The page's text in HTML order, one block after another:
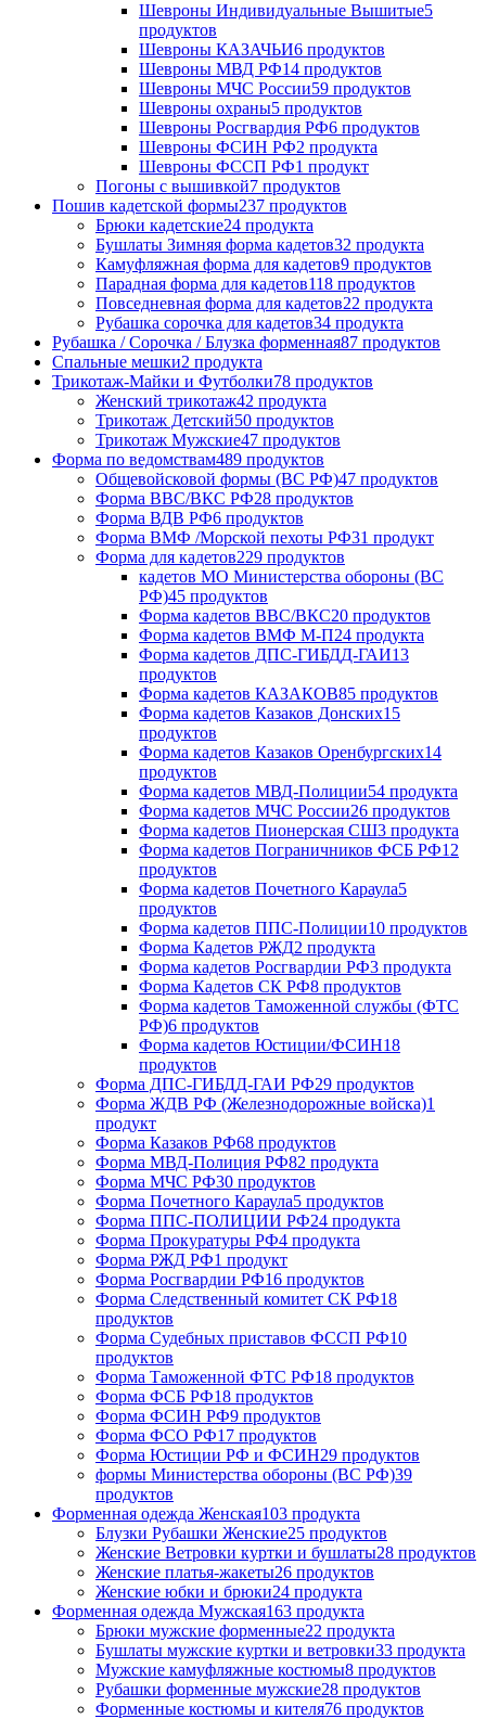
Шевроны Индивидуальные Вышитые5
продуктов
Шевроны КАЗАЧЬИ6 продуктов
Шевроны МВД РФ14 продуктов
Шевроны МЧС России59 продуктов
Шевроны охраны5 продуктов
Шевроны Росгвардия РФ6 продуктов
Шевроны ФСИН РФ2 продукта
Шевроны ФССП РФ1 продукт
Погоны с вышивкой7 продуктов
Пошив кадетской формы237 продуктов
Брюки кадетские24 продукта
Бушлаты Зимняя форма кадетов32 продукта
Камуфляжная форма для кадетов9 продуктов
Парадная форма для кадетов118 продуктов
Повседневная форма для кадетов22 продукта
Рубашка сорочка для кадетов34 продукта
Рубашка / Сорочка / Блузка форменная87 продуктов
Спальные мешки2 продукта
Трикотаж-Майки и Футболки78 продуктов
Женский трикотаж42 продукта
Трикотаж Детский50 продуктов
Трикотаж Мужские47 продуктов
Форма по ведомствам489 продуктов
Общевойсковой формы (ВС РФ)47 продуктов
Форма ВВС/ВКС РФ28 продуктов
Форма ВДВ РФ6 продуктов
Форма ВМФ /Морской пехоты РФ31 продукт
Форма для кадетов229 продуктов
кадетов МО Министерства обороны (ВС
РФ)45 продуктов
Форма кадетов ВВС/ВКС20 продуктов
Форма кадетов ВМФ М-П24 продукта
Форма кадетов ДПС-ГИБДД-ГАИ13
продуктов
Форма кадетов КАЗАКОВ85 продуктов
Форма кадетов Казаков Донских15
продуктов
Форма кадетов Казаков Оренбургских14
продуктов
Форма кадетов МВД-Полиции54 продукта
Форма кадетов МЧС России26 продуктов
Форма кадетов Пионерская СШ3 продукта
Форма кадетов Пограничников ФСБ РФ12
продуктов
Форма кадетов Почетного Караула5
продуктов
Форма кадетов ППС-Полиции10 продуктов
Форма Кадетов РЖД2 продукта
Форма кадетов Росгвардии РФ3 продукта
Форма Кадетов СК РФ8 продуктов
Форма кадетов Таможенной службы (ФТС
РФ)6 продуктов
Форма кадетов Юстиции/ФСИН18
продуктов
Форма ДПС-ГИБДД-ГАИ РФ29 продуктов
Форма ЖДВ РФ (Железнодорожные войска)1
продукт
Форма Казаков РФ68 продуктов
Форма МВД-Полиция РФ82 продукта
Форма МЧС РФ30 продуктов
Форма Почетного Караула5 продуктов
Форма ППС-ПОЛИЦИИ РФ24 продукта
Форма Прокуратуры РФ4 продукта
Форма РЖД РФ1 продукт
Форма Росгвардии РФ16 продуктов
Форма Следственный комитет СК РФ18
продуктов
Форма Судебных приставов ФССП РФ10
продуктов
Форма Таможенной ФТС РФ18 продуктов
Форма ФСБ РФ18 продуктов
Форма ФСИН РФ9 продуктов
Форма ФСО РФ17 продуктов
Форма Юстиции РФ и ФСИН29 продуктов
формы Министерства обороны (ВС РФ)39
продуктов
Форменная одежда Женская103 продукта
Блузки Рубашки Женские25 продуктов
Женские Ветровки куртки и бушлаты28 продуктов
Женские платья-жакеты26 продуктов
Женские юбки и брюки24 продукта
Форменная одежда Мужская163 продукта
Брюки мужские форменные22 продукта
Бушлаты мужские куртки и ветровки33 продукта
Мужские камуфляжные костюмы8 продуктов
Рубашки форменные мужские28 продуктов
Форменные костюмы и кителя76 продуктов